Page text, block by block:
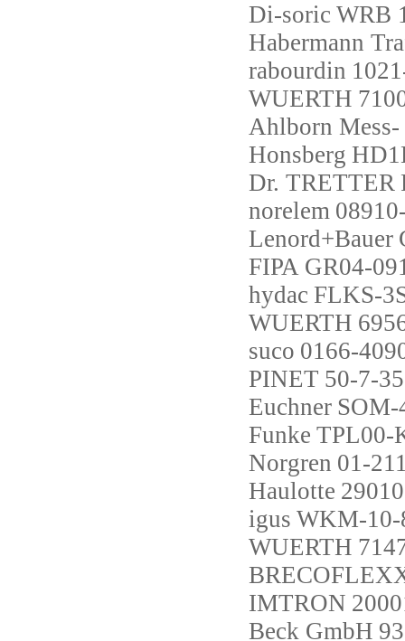
Di-soric WRB
Habermann
rabourdin
WUERTH
Ahlborn
Honsberg
Dr. TRETTER
norelem
Lenord+Bauer
FIPA GR04-
hydac FLKS-
WUERTH
suco 0166-
PINET 50-7-
Euchner SOM-
Funke TPL00-
Norgren 01-
Haulotte
igus WKM-10-
WUERTH
IMTRON
Beck GmbH